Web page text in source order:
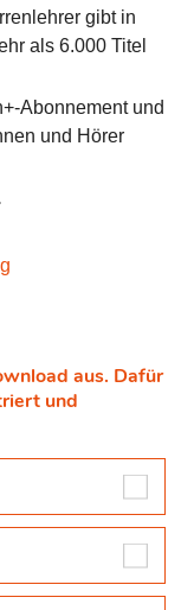
gibt in
als 6.000 Titel
Abonnement und
und Hörer
aus. Dafür
und